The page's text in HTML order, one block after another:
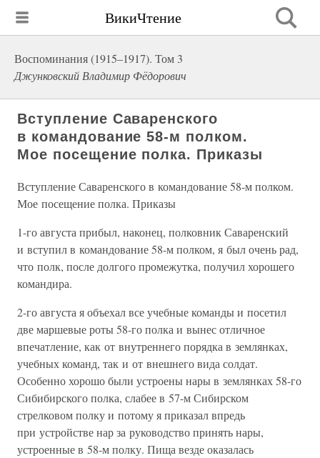
ВикиЧтение
Воспоминания (1915–1917). Том 3
Джунковский Владимир Фёдорович
Вступление Саваренского
в командование 58-м полком.
Мое посещение полка. Приказы
Вступление Саваренского в командование 58-м полком.
Мое посещение полка. Приказы
1-го августа прибыл, наконец, полковник Саваренский
и вступил в командование 58-м полком, я был очень рад,
что полк, после долгого промежутка, получил хорошего
командира.
2-го августа я объехал все учебные команды и посетил
две маршевые роты 58-го полка и вынес отличное
впечатление, как от внутреннего порядка в землянках,
учебных команд, так и от внешнего вида солдат.
Особенно хорошо были устроены нары в землянках 58-го
Сибибирского полка, слабее в 57-м Сибирском
стрелковом полку и потому я приказал впредь
при устройстве нар за руководство принять нары,
устроенные в 58-м полку. Пища везде оказалась